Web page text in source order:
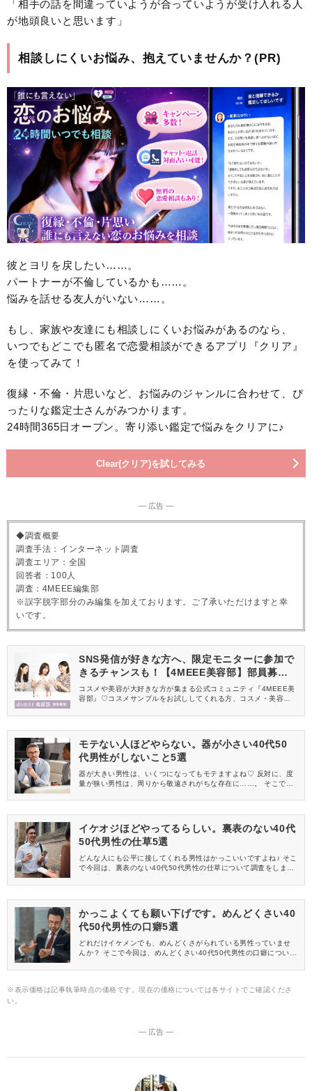
「相手の話を間違っていようが合っていようが受け入れる人
が地頭良いと思います」
相談しにくいお悩み、抱えていませんか？(PR)
彼とヨリを戻したい……。
パートナーが不倫しているかも……。
悩みを話せる友人がいない……。
もし、家族や友達にも相談しにくいお悩みがあるのなら、
いつでもどこでも匿名で恋愛相談ができるアプリ『クリア』
を使ってみて！
復縁・不倫・片思いなど、お悩みのジャンルに合わせて、ぴ
ったりな鑑定士さんがみつかります。
24時間365日オープン。寄り添い鑑定で悩みをクリアに♪
Clear(クリア)を試してみる
― 広告 ―
◆調査概要
調査手法：インターネット調査
調査エリア：全国
回答者：100人
調査：4MEEE編集部
※誤字脱字部分のみ編集を加えております。ご了承いただけますと幸
いです。
SNS発信が好きな方へ、限定モニターに参加で
きるチャンスも！【4MEEE美容部】部員募集
中
コスメや美容が大好きな方が集まる公式コミュニティ『4MEEE美
容部』♡コスメサンプルをお試ししてくれる方、コスメ・美容情報
モテない人ほどやらない。器が小さい40代50
代男性がしないこと5選
器が大きい男性は、いくつになってもモテますよね♡ 反対に、度
量が狭い男性は、周りから敬遠されがちな存在に……。 そこで今
した！ 女性たちのリアルな声もお見逃しなく。
イケオジほどやってるらしい。裏表のない40代
50代男性の仕草5選
どんな人にも公平に接してくれる男性はかっこいいですよね♪ そこ
で今回は、裏表のない40代50代男性の仕草について調査をしまし
かっこよくても願い下げです。めんどくさい40
代50代男性の口癖5選
どれだけイケメンでも、めんどくさがられている男性っていませ
んか？ そこで今回は、めんどくさい40代50代男性の口癖について
※表示価格は記事執筆時点の価格です。現在の価格については各サイトでご確認くださ
い。
― 広告 ―